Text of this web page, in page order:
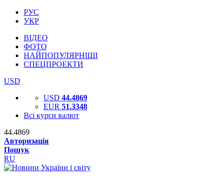
РУС
УКР
ВІДЕО
ФОТО
НАЙПОПУЛЯРНІШІ
СПЕЦПРОЕКТИ
USD
USD 44.4869
EUR 51.3348
Всі курси валют
44.4869
Авторизація
Пошук
RU